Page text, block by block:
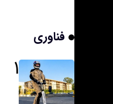
فناوری
۱